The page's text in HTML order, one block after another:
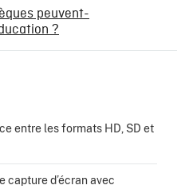
peuvent-
?
entre les formats HD, SD et
capture d’écran avec